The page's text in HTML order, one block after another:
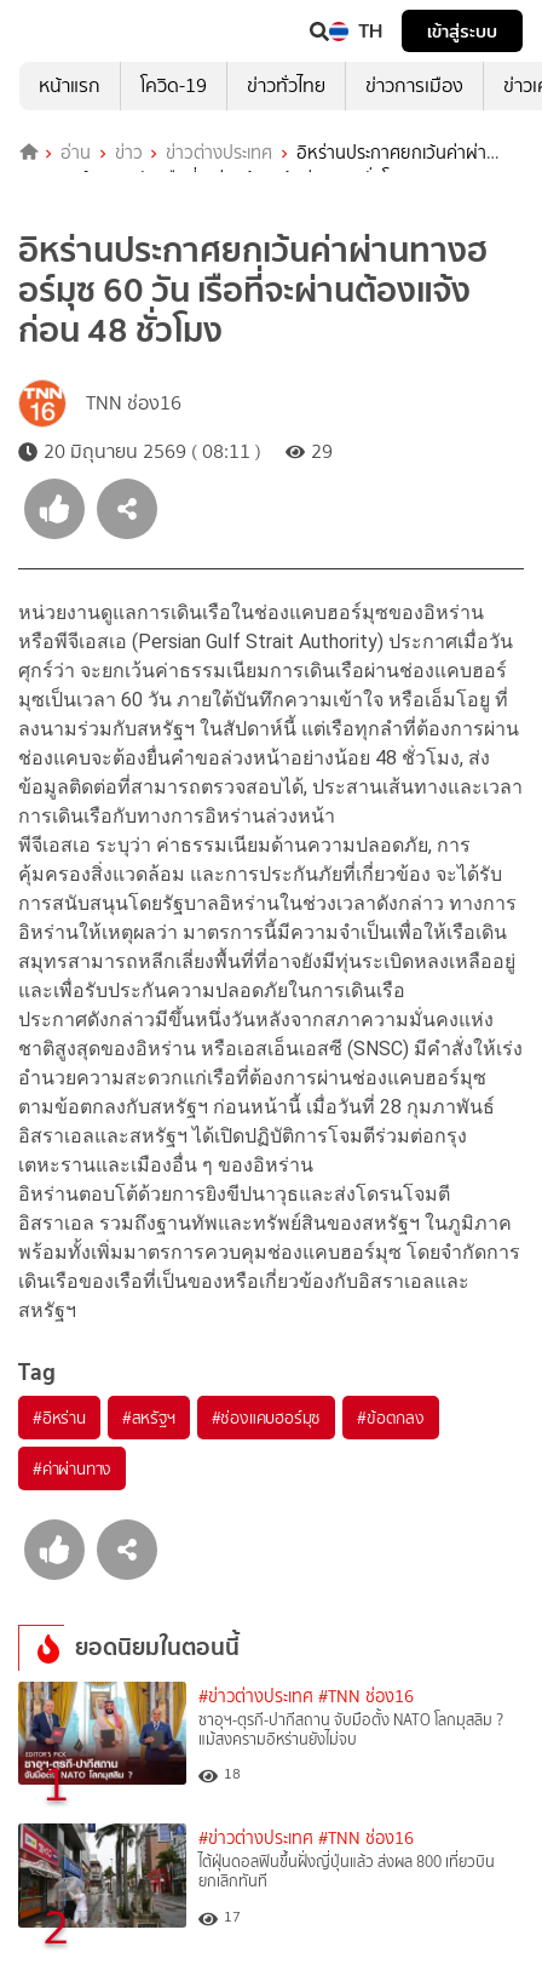
TH
เข้าสู่ระบบ
หน้าแรก
โควิด-19 ข่าวทั่วไทย ข่าวการเมือง ข่าว
อ่าน ข่าว ข่าวต่างประเทศ
อิหร่านประกาศยกเว้นค่าผ่า
นทางฮอร์มุซ 60 วัน เรือที่จะผ่านต้องแจ้งก่อน 48 ชั่วโมง
อิหร่านประกาศยกเว้นค่าผ่านทางฮ
อร์มุซ 60 วัน เรือที่จะผ่านต้องแจ้ง
ก่อน 48 ชั่วโมง
TNN ช่อง16
20 มิถุนายน 2569 ( 08:11 )
29
หน่วยงานดูแลการเดินเรือในช่องแคบฮอร์มุซของอิหร่าน
หรือพีจีเอสเอ (Persian Gulf Strait Authority) ประกาศเมื่อวัน
ศุกร์ว่า จะยกเว้นค่าธรรมเนียมการเดินเรือผ่านช่องแคบฮอร์
มุซเป็นเวลา 60 วัน ภายใต้บันทึกความเข้าใจ หรือเอ็มโอยู ที่
ลงนามร่วมกับสหรัฐฯ ในสัปดาห์นี้ แต่เรือทุกลำที่ต้องการผ่าน
ช่องแคบจะต้องยื่นคำขอล่วงหน้าอย่างน้อย 48 ชั่วโมง, ส่ง
ข้อมูลติดต่อที่สามารถตรวจสอบได้, ประสานเส้นทางและเวลา
การเดินเรือกับทางการอิหร่านล่วงหน้า
พีจีเอสเอ ระบุว่า ค่าธรรมเนียมด้านความปลอดภัย, การ
คุ้มครองสิ่งแวดล้อม และการประกันภัยที่เกี่ยวข้อง จะได้รับ
การสนับสนุนโดยรัฐบาลอิหร่านในช่วงเวลาดังกล่าว ทางการ
อิหร่านให้เหตุผลว่า มาตรการนี้มีความจำเป็นเพื่อให้เรือเดิน
สมุทรสามารถหลีกเลี่ยงพื้นที่ที่อาจยังมีทุ่นระเบิดหลงเหลืออยู่
และเพื่อรับประกันความปลอดภัยในการเดินเรือ
ประกาศดังกล่าวมีขึ้นหนึ่งวันหลังจากสภาความมั่นคงแห่ง
ชาติสูงสุดของอิหร่าน หรือเอสเอ็นเอสซี (SNSC) มีคำสั่งให้เร่ง
อำนวยความสะดวกแก่เรือที่ต้องการผ่านช่องแคบฮอร์มุซ
ตามข้อตกลงกับสหรัฐฯ ก่อนหน้านี้ เมื่อวันที่ 28 กุมภาพันธ์
อิสราเอลและสหรัฐฯ ได้เปิดปฏิบัติการโจมตีร่วมต่อกรุง
เตหะรานและเมืองอื่น ๆ ของอิหร่าน
อิหร่านตอบโต้ด้วยการยิงขีปนาวุธและส่งโดรนโจมตี
อิสราเอล รวมถึงฐานทัพและทรัพย์สินของสหรัฐฯ ในภูมิภาค
พร้อมทั้งเพิ่มมาตรการควบคุมช่องแคบฮอร์มุซ โดยจำกัดการ
เดินเรือของเรือที่เป็นของหรือเกี่ยวข้องกับอิสราเอลและ
สหรัฐฯ
Tag
#อิหร่าน #สหรัฐฯ #ช่องแคบฮอร์มุซ #ข้อตกลง
#ค่าผ่านทาง
ยอดนิยมในตอนนี้
1
#ข่าวต่างประเทศ #TNN ช่อง16
ซาอุฯ-ตุรกี-ปากีสถาน จับมือตั้ง NATO โลกมุสลิม ?
แม้สงครามอิหร่านยังไม่จบ
18
2
#ข่าวต่างประเทศ #TNN ช่อง16
ไต้ฝุ่นดอลฟินขึ้นฝั่งญี่ปุ่นแล้ว ส่งผล 800 เที่ยวบิน
ยกเลิกทันที
17